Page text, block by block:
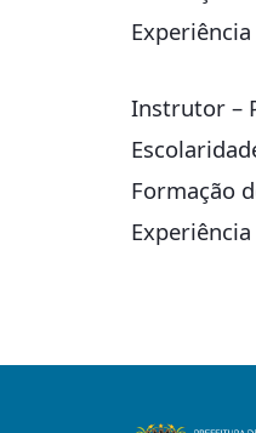
Instrutor –
Formação